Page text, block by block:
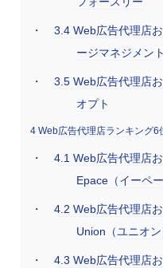
3.4Web広告代理店
ージマネジメント
3.5Web広告代理店
オプト
4Web広告代理店ランキング6
4.1Web広告代理店
Epace（イーペー
4.2 Web広告代理店
Union（ユニオン
4.3 Web広告代理店